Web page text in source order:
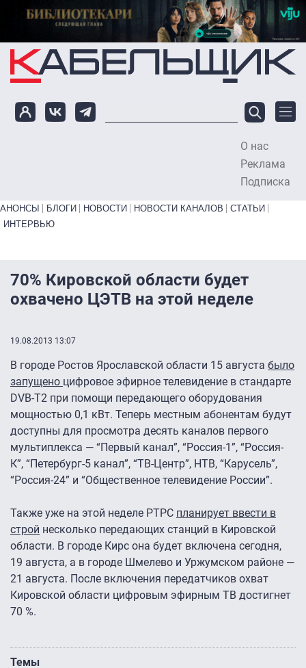
Перейти к основному содержанию
О нас
Реклама
Подписка
Primary links bottom
АНОНСЫ БЛОГИ НОВОСТИ НОВОСТИ КАНАЛОВ
СТАТЬИ
ИНТЕРВЬЮ
70% Кировской области будет
охвачено ЦЭТВ на этой неделе
19.08.2013 13:07
В городе Ростов Ярославской области 15 августа было
запущено цифровое эфирное телевидение в стандарте
DVB-T2 при помощи передающего оборудования
мощностью 0,1 кВт. Теперь местным абонентам будут
доступны для просмотра десять каналов первого
мультиплекса — “Первый канал”, “Россия-1”, “Россия-
К”, “Петербург-5 канал”, “ТВ-Центр”, НТВ, “Карусель”,
“Россия-24” и “Общественное телевидение России”.
Также уже на этой неделе РТРС планирует ввести в
строй несколько передающих станций в Кировской
области. В городе Кирс она будет включена сегодня,
19 августа, а в городе Шмелево и Уржумском районе —
21 августа. После включения передатчиков охват
Кировской области цифровым эфирным ТВ достигнет
70 %.
Темы